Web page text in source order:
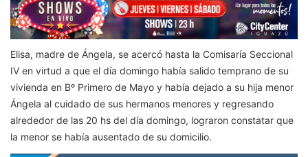
Elisa, madre de Ángela, se acercó hasta la Comisaría Seccional
IV en virtud a que el día domingo había salido temprano de su
vivienda en Bº Primero de Mayo y había dejado a su hija menor
Ángela al cuidado de sus hermanos menores y regresando
alrededor de las 20 hs del día domingo, lograron constatar que
la menor se había ausentado de su domicilio.